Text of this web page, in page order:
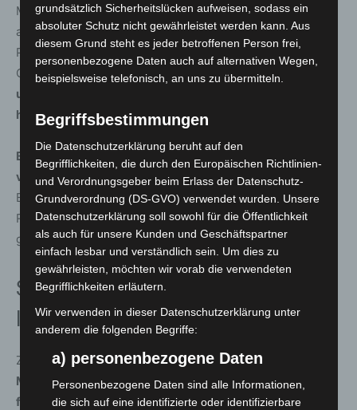
Mitarbeitenden des Ordnungsamtes. Bleibt die Einsicht
aus oder kommt es zu wiederholten Verstößen, werden
Personalien aufgenommen und ein Bußgeld, nebst
Gebühren, von rund 90 Euro erhoben.Bei besonders
uneinsichtigen Personen kann auch die Polizei
hinzugezogen werden.
Ein generelles Grillverbot soll zumindest bislang
vermieden werden. Die Stadt möchte nicht viele
Besucher einschränken, weil sich einzelne nicht an die
Regeln halten. Voraussetzung dafür ist jedoch, dass die
geltenden Vorgaben respektiert werden.
Sauberkeit durch Kontrolle und
Infrastruktur
Zur Entsorgung von Abfällen stehen, neben
Mülltonnenrund um den See, am Ostuferzwei neue
feuerfeste Grillaschetonnenaus Cortenstahl sowie ein
grundsätzlich Sicherheitslücken aufweisen, sodass ein
absoluter Schutz nicht gewährleistet werden kann. Aus
diesem Grund steht es jeder betroffenen Person frei,
personenbezogene Daten auch auf alternativen Wegen,
beispielsweise telefonisch, an uns zu übermitteln.
Begriffsbestimmungen
Die Datenschutzerklärung beruht auf den
Begrifflichkeiten, die durch den Europäischen Richtlinien-
und Verordnungsgeber beim Erlass der Datenschutz-
Grundverordnung (DS-GVO) verwendet wurden. Unsere
Datenschutzerklärung soll sowohl für die Öffentlichkeit
als auch für unsere Kunden und Geschäftspartner
einfach lesbar und verständlich sein. Um dies zu
gewährleisten, möchten wir vorab die verwendeten
Begrifflichkeiten erläutern.
Wir verwenden in dieser Datenschutzerklärung unter
anderem die folgenden Begriffe:
a) personenbezogene Daten
Personenbezogene Daten sind alle Informationen,
die sich auf eine identifizierte oder identifizierbare